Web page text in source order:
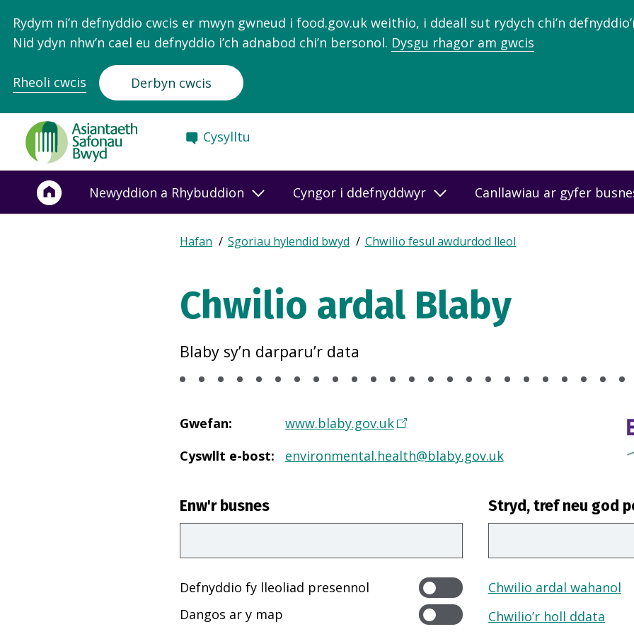
Rydym ni’n defnyddio cwcis er mwyn gwneud i food.gov.uk weithio, i ddeall sut rydych chi’n
Nid ydyn nhw’n cael eu defnyddio i’ch adnabod chi’n bersonol. Dysgu rhagor am gwcis
Rheoli cwcis Derbyn cwcis
Food
Standards
Agency
Frontpage
Cysylltu
Newyddion a Rhybuddion Cyngor i ddefnyddwyr Canllawiau ar gyfer
Breadcrumb
Expand
breadcrumb
Hafan Sgoriau hylendid bwyd Chwilio fesul awdurdod lleol
Chwilio ardal Blaby
Blaby sy’n darparu’r data
Gwefan:
www.blaby.gov.uk
Cyswllt e-bost: environmental.health@blaby.gov.uk
Enw'r busnes Stryd, tref neu god
Defnyddio fy lleoliad presennol
Dangos ar y map
Chwilio ardal wahanol
Chwilio’r holl ddata